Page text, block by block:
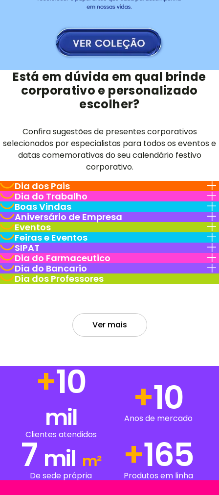
Está em dúvida em qual brinde
corporativo e personalizado
escolher?
Confira sugestões de presentes corporativos
selecionados por especialistas para todos os eventos e
datas comemorativas do seu calendário festivo
corporativo.
Dia dos Pais
Dia do Trabalho
Boas Vindas
Aniversário de Empresa
Eventos
Feiras e Eventos
SIPAT
Dia do Farmaceutico
Dia do Bancario
Dia dos Professores
Ver mais
+14
mil
Clientes atendidos
+14
Anos de mercado
7 mil m²
De sede própria +235
Produtos em linha